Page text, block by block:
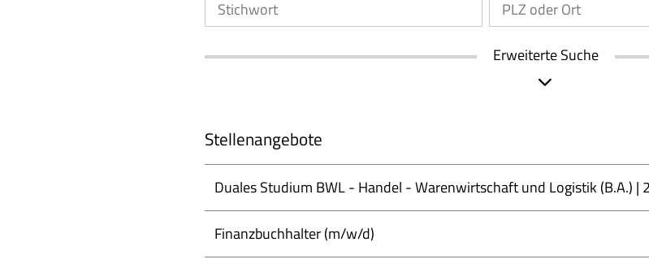
Erweiterte Suche
Stellenangebote
Duales Studium BWL - Handel - Warenwirtschaft und Logistik (B.A.) |
Finanzbuchhalter (m/w/d)